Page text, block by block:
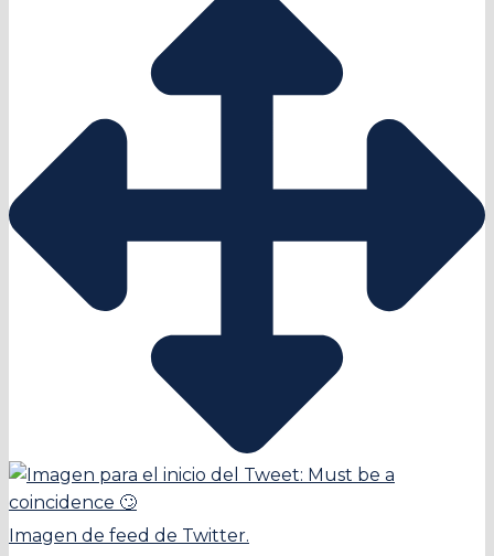
Imagen de feed de Twitter.